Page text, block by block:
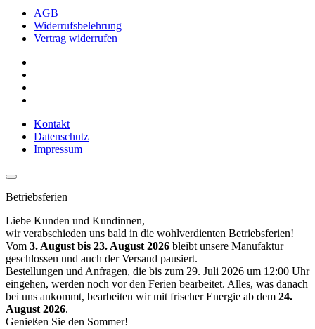
AGB
Widerrufsbelehrung
Vertrag widerrufen
Kontakt
Datenschutz
Impressum
Betriebsferien
Liebe Kunden und Kundinnen,
wir verabschieden uns bald in die wohlverdienten Betriebsferien!
Vom 3. August bis 23. August 2026 bleibt unsere Manufaktur
geschlossen und auch der Versand pausiert.
Bestellungen und Anfragen, die bis zum 29. Juli 2026 um 12:00 Uhr
eingehen, werden noch vor den Ferien bearbeitet. Alles, was danach
bei uns ankommt, bearbeiten wir mit frischer Energie ab dem 24.
August 2026.
Genießen Sie den Sommer!